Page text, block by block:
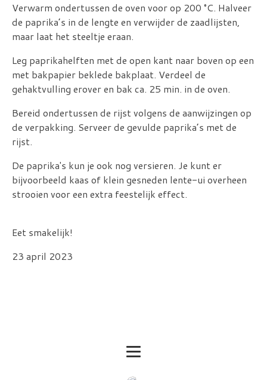
Verwarm ondertussen de oven voor op 200 °C. Halveer
de paprika’s in de lengte en verwijder de zaadlijsten,
maar laat het steeltje eraan.
Leg paprikahelften met de open kant naar boven op een
met bakpapier beklede bakplaat. Verdeel de
gehaktvulling erover en bak ca. 25 min. in de oven.
Bereid ondertussen de rijst volgens de aanwijzingen op
de verpakking. Serveer de gevulde paprika’s met de
rijst.
De paprika's kun je ook nog versieren. Je kunt er
bijvoorbeeld kaas of klein gesneden lente-ui overheen
strooien voor een extra feestelijk effect.
Eet smakelijk!
23 april 2023